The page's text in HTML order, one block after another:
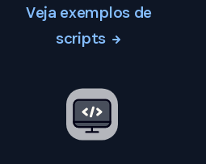
Veja exemplos de
scripts